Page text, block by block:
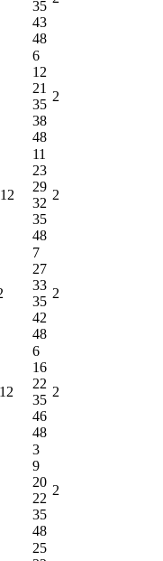
35
43
48
6
12
21
35
38
48
2
11
23
29
32
35
48
2
7
27
33
35
42
48
2
6
16
22
35
46
48
2
3
9
20
22
35
48
2
25